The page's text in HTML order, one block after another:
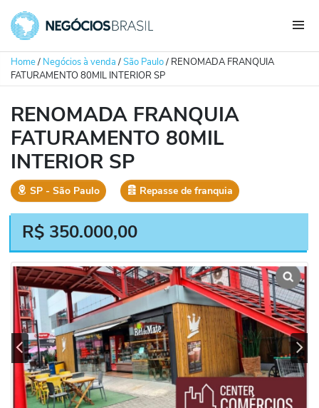
Home/ Negócios à venda/São Paulo/ RENOMADA FRANQUIA
FATURAMENTO 80MIL INTERIOR SP
RENOMADA FRANQUIA
FATURAMENTO 80MIL
INTERIOR SP
SP ‐ São Paulo Repasse de franquia
R$ 350.000,00
Previous